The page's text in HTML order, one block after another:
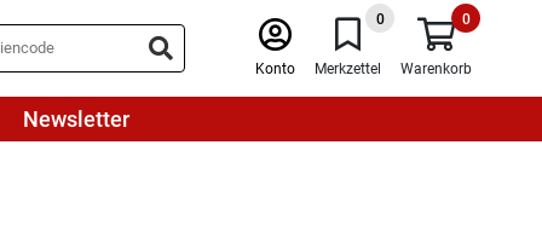
Konto
0
Merkzettel
0
Warenkorb
Newsletter